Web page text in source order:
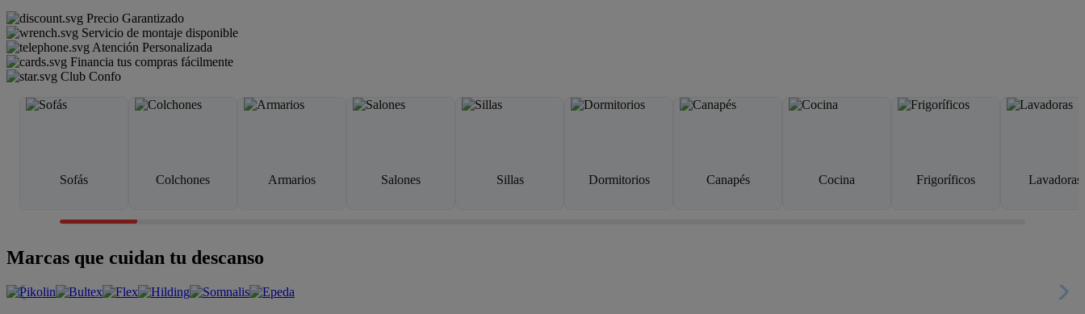
Precio Garantizado
Servicio de montaje disponible
Atención Personalizada
Financia tus compras fácilmente
Club Confo
Sofás Colchones Armarios Salones Sillas Dormitorios Canapés Cocina Frigoríficos Lavadoras
Marcas que cuidan tu descanso